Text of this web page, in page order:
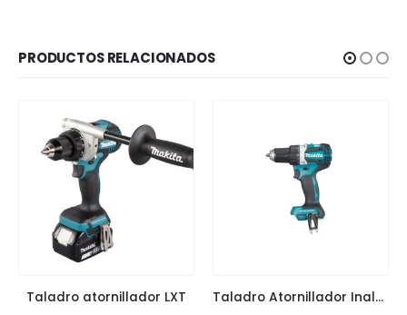
PRODUCTOS RELACIONADOS
Taladro atornillador LXT Taladro Atornillador Inalámbrico 18V Makita DDF484Z